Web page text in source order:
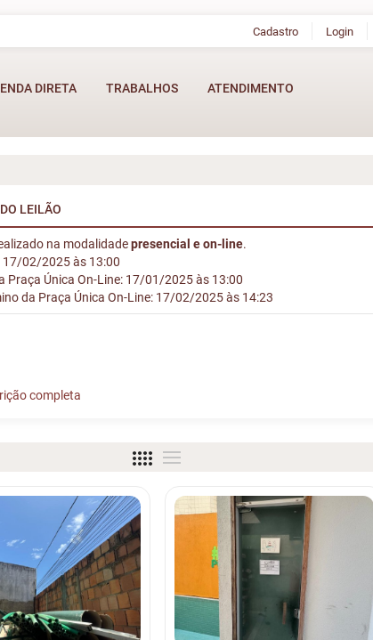
Cadastro Login
DIRETA TRABALHOS ATENDIMENTO
LEILÃO
na modalidadepresencial e on-line.
17/02/2025 às 13:00
Praça Única On-Line: 17/01/2025 às 13:00
da Praça Única On-Line: 17/02/2025 às 14:23